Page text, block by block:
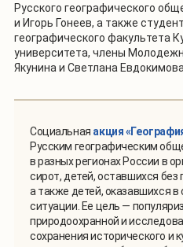
Русского географического
и Игорь Гонеев, а также
географического факультета
университета, члены
Якунина и Светлана Евдокимова.
Социальная акция
Русским географическим
в разных регионах России в
сирот, детей, оставшихся без
а также детей, оказавшихся
ситуации. Ее цель —
природоохранной и
сохранения исторического и